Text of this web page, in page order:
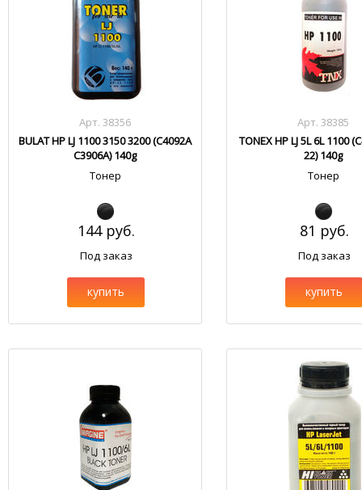
Арт. 38356
BULAT HP LJ 1100 3150 3200 (C4092A
C3906A) 140g
Тонер
144 руб.
Под заказ
купить
Арт. 38385
TONEX HP LJ 5L 6L 1100
22) 140g
Тонер
81 руб.
Под заказ
купить